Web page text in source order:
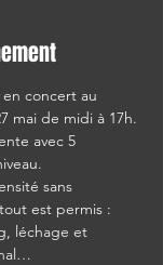
concert au
mai de midi à 17h.
avec 5
sans
est permis :
léchage et